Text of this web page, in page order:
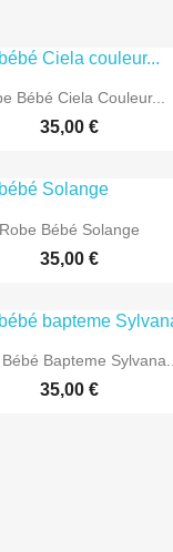
 Aperçu rapide
Bébé Ciela Couleur...
35,00 €
 Aperçu rapide
Robe Bébé Solange
35,00 €
 Aperçu rapide
Bapteme Sylvana...
35,00 €